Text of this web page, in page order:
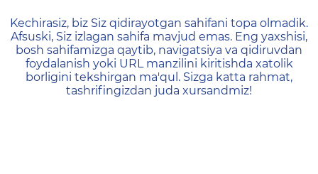
404 — Страница не
Kechirasiz, biz Siz qidirayotgan sahifani topa olmadik.
Afsuski, Siz izlagan sahifa mavjud emas. Eng yaxshisi,
bosh sahifamizga qaytib, navigatsiya va qidiruvdan
foydalanish yoki URL manzilini kiritishda xatolik
borligini tekshirgan ma'qul. Sizga katta rahmat,
tashrifingizdan juda xursandmiz!